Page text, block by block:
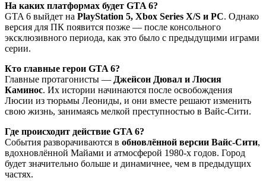
На каких платформах будет GTA 6?
GTA 6 выйдет на PlayStation 5, Xbox Series X/S и PC. Однако
версия для ПК появится позже — после консольного
эксклюзивного периода, как это было с предыдущими играми
серии.
Кто главные герои GTA 6?
Главные протагонисты — Джейсон Дювал и Люсия
Каминос. Их истории начинаются после освобождения
Люсии из тюрьмы Леониды, и они вместе решают изменить
свою жизнь, занимаясь мелкой преступностью в Вайс-Сити.
Где происходит действие GTA 6?
События разворачиваются в обновлённой версии Вайс-Сити,
вдохновлённой Майами и атмосферой 1980-х годов. Город
будет значительно больше и динамичнее, чем в предыдущих
частях.